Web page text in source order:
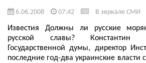
6.06.2008 07:42 В зеркале СМИ
Известия Должны ли русские
русской славы? Константин
Государственной думы, директор
последние год-два украинские